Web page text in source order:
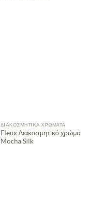
ΔΙΑΚΟΣΜΗΤΙΚΆ ΧΡΏΜΑΤΑ
Fleux Διακοσμητικό χρώμα
Mocha Silk